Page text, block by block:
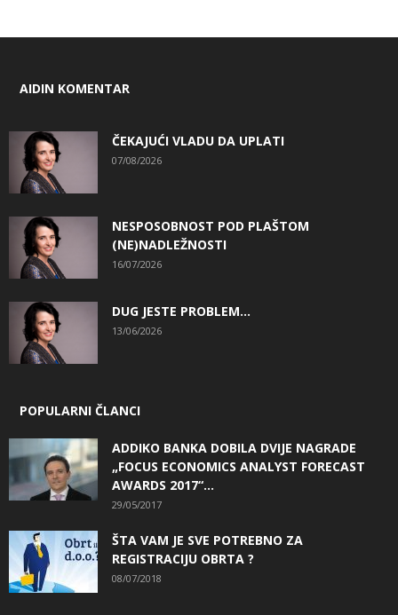
AIDIN KOMENTAR
ČEKAJUĆI VLADU DA UPLATI
07/08/2026
NESPOSOBNOST POD PLAŠTOM
(NE)NADLEŽNOSTI
16/07/2026
DUG JESTE PROBLEM…
13/06/2026
POPULARNI ČLANCI
ADDIKO BANKA DOBILA DVIJE NAGRADE
„FOCUS ECONOMICS ANALYST FORECAST
AWARDS 2017“...
29/05/2017
ŠTA VAM JE SVE POTREBNO ZA
REGISTRACIJU OBRTA ?
08/07/2018